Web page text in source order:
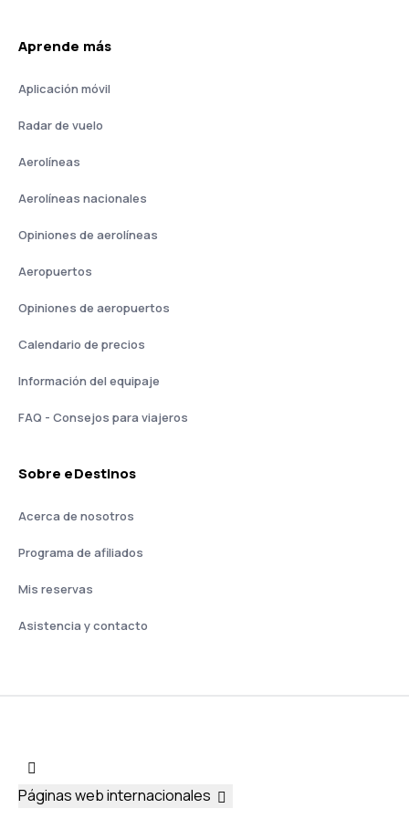
Aprende más
Aplicación móvil
Radar de vuelo
Aerolíneas
Aerolíneas nacionales
Opiniones de aerolíneas
Aeropuertos
Opiniones de aeropuertos
Calendario de precios
Información del equipaje
FAQ - Consejos para viajeros
Sobre eDestinos
Acerca de nosotros
Programa de afiliados
Mis reservas
Asistencia y contacto
Páginas web internacionales